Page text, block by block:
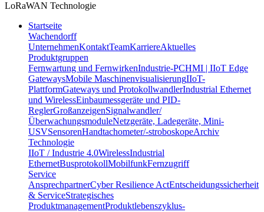
LoRaWAN Technologie
Startseite
Wachendorff
UnternehmenKontaktTeamKarriereAktuelles
Produktgruppen
Fernwartung und FernwirkenIndustrie-PCHMI | IIoT Edge
GatewaysMobile MaschinenvisualisierungIIoT-
PlattformGateways und ProtokollwandlerIndustrial Ethernet
und WirelessEinbaumessgeräte und PID-
ReglerGroßanzeigenSignalwandler/
ÜberwachungsmoduleNetzgeräte, Ladegeräte, Mini-
USVSensorenHandtachometer/-stroboskopeArchiv
Technologie
IIoT / Industrie 4.0WirelessIndustrial
EthernetBusprotokollMobilfunkFernzugriff
Service
AnsprechpartnerCyber Resilience ActEntscheidungssicherheit
& ServiceStrategisches
ProduktmanagementProduktlebenszyklus-